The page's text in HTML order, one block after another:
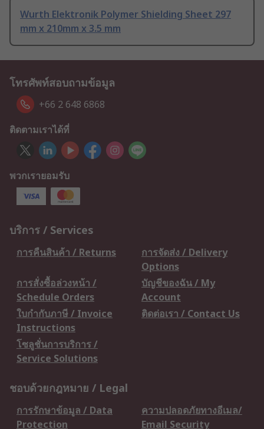
Wurth Elektronik Polymer Shielding Sheet 297
mm x 210mm x 3.5 mm
โทรศัพท์สอบถามข้อมูล
+66 2 648 6868
ติดตามเราได้ที่
พวกเรายอมรับ
บริการ / Services
การคืนสินค้า / Returns
การจัดส่ง / Delivery
Options
การสั่งซื้อล่วงหน้า /
Schedule Orders
บัญชีของฉัน / My
Account
ใบกำกับภาษี / Invoice
Instructions
ติดต่อเรา / Contact Us
โซลูชั่นการบริการ /
Service Solutions
ชอบด้วยกฎหมาย / Legal
การรักษาข้อมูล / Data
Protection
ความปลอดภัยทางอีเมล/
Email Security